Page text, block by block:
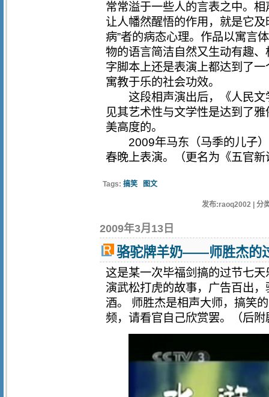
常常溢于一些人的言表之中。
让人幡然醒悟的作用，就是它
病”者的病态心理。作品以寓言
物的语言简洁自然又生动有趣
字脚本上还是表演上都达到了
寓教于乐的社会功效。
这段相声演出后，《人民文
见其艺术性与文学性是达到了
美高度的。
2009年马东（马季的儿子）
春晚上表演。（更名为《五官新
Tags: 搞笑 图文
发布:raoq2002 | 分
2009年3月13日
骆驼牌羊奶——师胜杰的
这是某一次毕福剑搞的过节七
演武松打虎的故事，广告百出
酒。 师胜杰是相声大师，搞笑
频，请看官自己欣赏罢。（后附